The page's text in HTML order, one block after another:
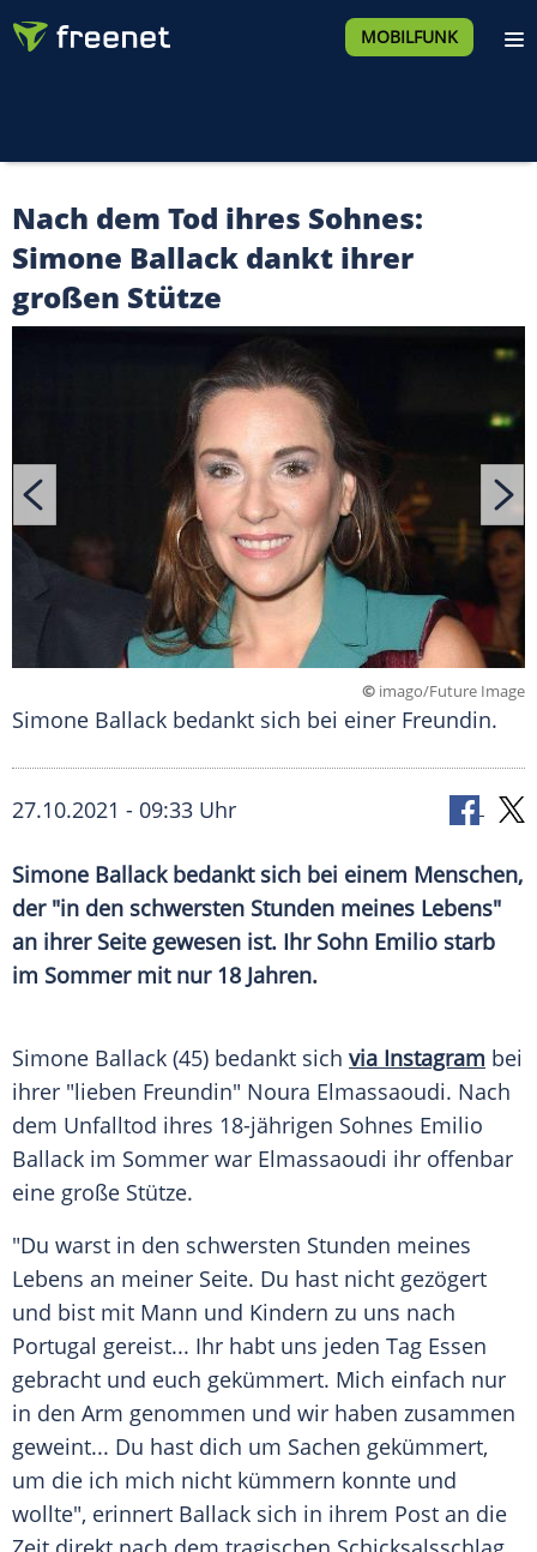
MOBILFUNK
Nach dem Tod ihres Sohnes:
Simone Ballack dankt ihrer
großen Stütze
© imago/Future Image
Simone Ballack bedankt sich bei einer Freundin.
27.10.2021 - 09:33 Uhr
Simone Ballackbedankt sich bei einem Menschen,
der "in den schwersten Stunden meines Lebens"
an ihrer Seite gewesen ist. Ihr Sohn Emilio starb
im Sommer mit nur 18 Jahren.
Simone Ballack (45) bedankt sich via Instagram bei
ihrer "lieben Freundin" Noura Elmassaoudi. Nach
dem Unfalltod ihres 18-jährigen Sohnes Emilio
Ballack im Sommer war Elmassaoudi ihr offenbar
eine große Stütze.
"Du warst in den schwersten Stunden meines
Lebens an meiner Seite. Du hast nicht gezögert
und bist mit Mann und Kindern zu uns nach
Portugal gereist... Ihr habt uns jeden Tag Essen
gebracht und euch gekümmert. Mich einfach nur
in den Arm genommen und wir haben zusammen
geweint... Du hast dich um Sachen gekümmert,
um die ich mich nicht kümmern konnte und
wollte", erinnert Ballack sich in ihrem Post an die